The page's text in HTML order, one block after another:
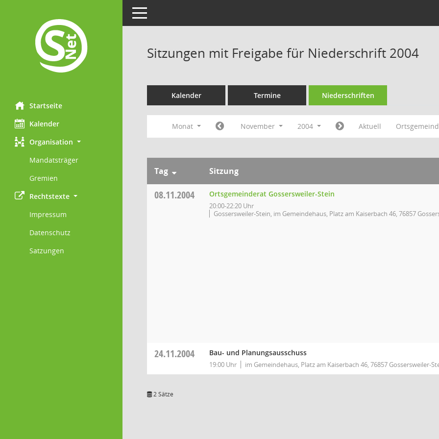
Startseite
Kalender
Organisation
Mandatsträger
Gremien
Rechtstexte
Impressum
Datenschutz
Satzungen
Toggle navigation
Sitzungen mit Freigabe für Niederschrift 2004
Kalender Termine Niederschriften
Monat November 2004 Aktuell
Tag Sitzung
08.11.2004 Ortsgemeinderat Gossersweiler-Stein
20:00-22:20 Uhr
Gossersweiler-Stein, im Gemeindehaus, Platz am Kaiserbach 46, 76857
24.11.2004 Bau- und Planungsausschuss
19:00 Uhr im Gemeindehaus, Platz am Kaiserbach 46, 76857 Gossersweiler-
2 Sätze